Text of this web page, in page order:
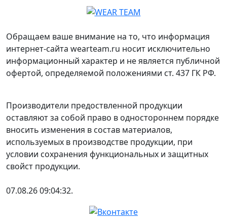
Обращаем ваше внимание на то, что информация
интернет-сайта wearteam.ru носит исключительно
информационный характер и не является публичной
офертой, определяемой положениями ст. 437 ГК РФ.
Производители предоствленной продукции
оставляют за собой право в одностороннем порядке
вносить изменения в состав материалов,
используемых в производстве продукции, при
условии сохранения функциональных и защитных
свойст продукции.
07.08.26 09:04:32.